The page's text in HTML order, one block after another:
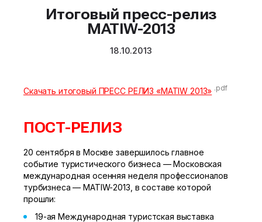
Итоговый пресс-релиз
MATIW-2013
18.10.2013
Скачать итоговый ПРЕСС РЕЛИЗ «MATIW 2013» .pdf
ПОСТ-РЕЛИЗ
20 сентября в Москве завершилось главное
событие туристического бизнеса — Московская
международная осенняя неделя профессионалов
турбизнеса — MATIW-2013, в составе которой
прошли:
19-ая Международная туристская выставка